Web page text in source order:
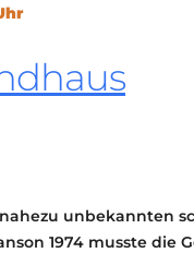
TRANSPARENZ
unbekannten
1974 musste die